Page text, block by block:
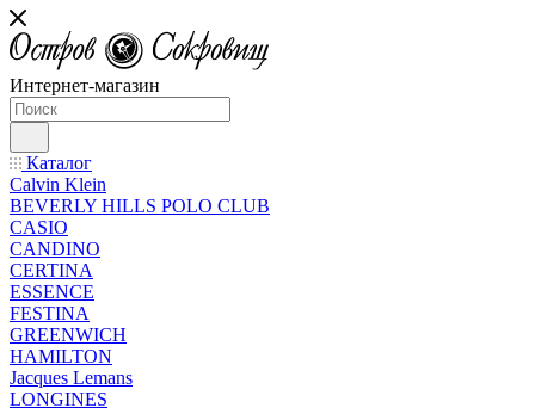
Интернет-магазин
Каталог
Calvin Klein
BEVERLY HILLS POLO CLUB
CASIO
CANDINO
CERTINA
ESSENCE
FESTINA
GREENWICH
HAMILTON
Jacques Lemans
LONGINES